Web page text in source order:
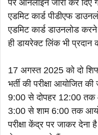
पर ऑनलाइन जारी कर दिए
एडमिट कार्ड पीडीएफ
एडमिट कार्ड डाउनलोड
ही डायरेक्ट लिंक भी प्रदान
17 अगस्त 2025 को दो
भर्ती की परीक्षा आयोजित
9:00 से दोपहर 12:00 तक
3:00 से शाम 6:00 तक
परीक्षा केंद्र पर जाकर देना